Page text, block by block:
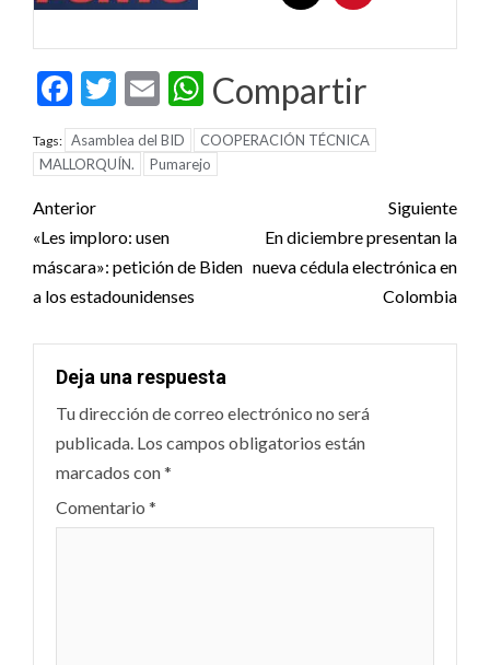
Facebook
Twitter
EmailWhatsApp
Compartir
Tags: Asamblea del BID
COOPERACIÓN TÉCNICA
MALLORQUÍN.
Pumarejo
Post
navigation
Anterior
«Les imploro: usen
máscara»: petición de Biden
a los estadounidenses
Siguiente
En diciembre presentan la
nueva cédula electrónica en
Colombia
Deja una respuesta
Tu dirección de correo electrónico no será
publicada. Los campos obligatorios están
marcados con*
Comentario *